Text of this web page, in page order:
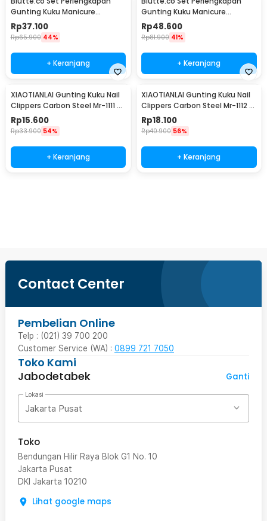
Gunting Kuku Manicure
Pedicure Nail Clipper 12 PCS -
S0M020
Rp37.100
Rp65.900 44%
+ Keranjang
Gunting Kuku Manicure
Pedicure Nail Clipper 16 PCS -
S0M020
Rp48.600
Rp81.900 41%
+ Keranjang
XIAOTIANLAI Gunting Kuku Nail
Clippers Carbon Steel Mr-1111 -
XGK
Rp15.600
Rp33.900 54%
+ Keranjang
XIAOTIANLAI Gunting Kuku Nail
Clippers Carbon Steel Mr-1112 -
XGK
Rp18.100
Rp40.900 56%
+ Keranjang
Contact Center
Pembelian Online
Telp : (021) 39 700 200
Customer Service (WA) : 0899 721 7050
Toko Kami
Jabodetabek
Ganti
Lokasi
Jakarta Pusat
Toko
Bendungan Hilir Raya Blok G1 No. 10
Jakarta Pusat
DKI Jakarta 10210
Lihat google maps